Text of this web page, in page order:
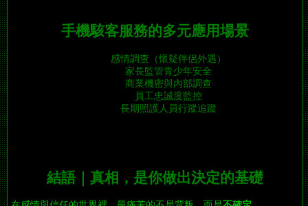
手機駭客服務的多元應用場景
感情調查（懷疑伴侶外遇）
家長監管青少年安全
商業機密與內部調查
員工忠誠度監控
長期照護人員行蹤追蹤
結語｜真相，是你做出決定的基礎